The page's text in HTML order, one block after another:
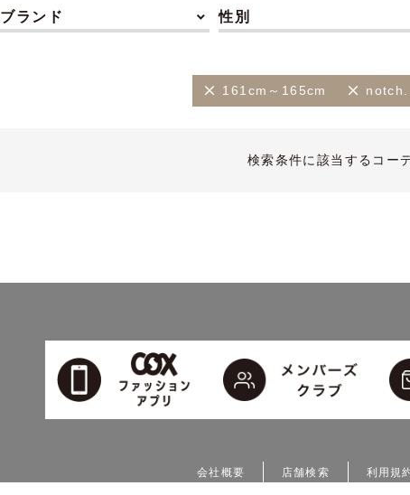
ブランド 性別
161cm～165cm notch.
検索条件に該当するコー
会社概要 店舗検索 利用規